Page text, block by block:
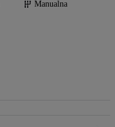
Manualna